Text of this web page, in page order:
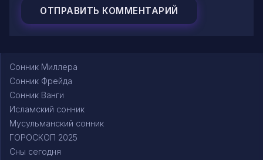
Сонник Миллера
Сонник Фрейда
Сонник Ванги
Исламский сонник
Мусульманский сонник
ГОРОСКОП 2025
Сны сегодня